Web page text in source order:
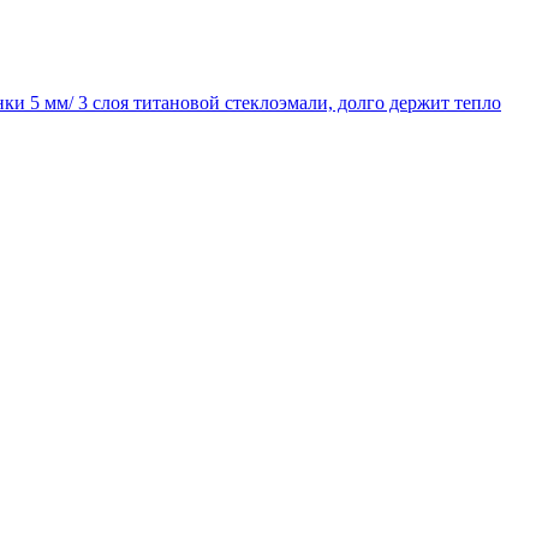
5 мм/ 3 слоя титановой стеклоэмали, долго держит тепло